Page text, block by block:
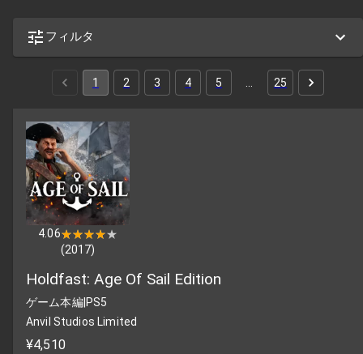
フィルタ
1 2 3 4 5 25
4.06★★★★★
★★★★★
(2017)
Holdfast: Age Of Sail Edition
ゲーム本編|PS5
Anvil Studios Limited
¥4,510